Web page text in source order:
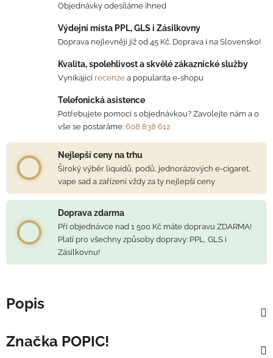
Objednávky odesíláme ihned
Výdejní místa PPL, GLS i Zásilkovny
Doprava nejlevněji již od 45 Kč. Doprava i na Slovensko!
Kvalita, spolehlivost a skvělé zákaznické služby
Vynikající recenze a popularita e-shopu
Telefonická asistence
Potřebujete pomoci s objednávkou? Zavolejte nám a o
vše se postaráme: 608 838 612
Nejlepší ceny na trhu
Široký výběr liquidů, podů, jednorázových e-cigaret,
vape sad a zařízení vždy za ty nejlepší ceny
Doprava zdarma
Při objednávce nad 1 500 Kč máte dopravu ZDARMA!
Platí pro všechny způsoby dopravy: PPL, GLS i
Zásilkovnu!
Popis
Značka POPIC!